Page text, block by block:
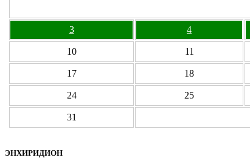
3 4
10 11
17 18
24 25
31
ЭНХИРИДИОН